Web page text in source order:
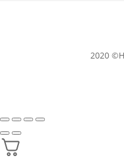
2020